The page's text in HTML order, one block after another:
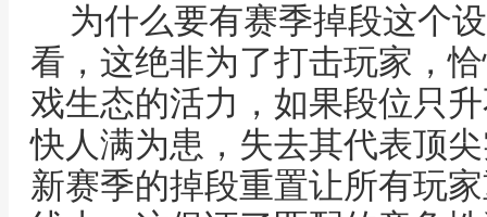
为什么要有赛季掉段这个
看，这绝非为了打击玩家，
戏生态的活力，如果段位只
快人满为患，失去其代表顶
新赛季的掉段重置让所有玩